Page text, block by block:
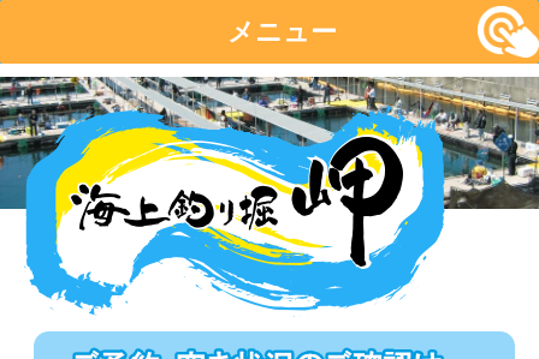
メニュー
コ
ン
テ
ン